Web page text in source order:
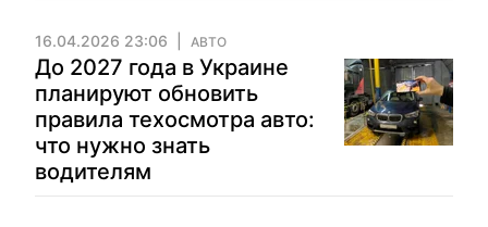
16.04.2026 23:06 АВТО
До 2027 года в Украине
планируют обновить
правила техосмотра авто:
что нужно знать
водителям